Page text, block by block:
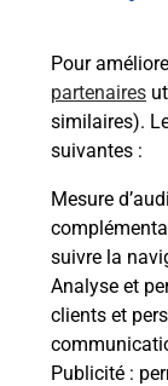
Pour
partenaires
similaires).
suivantes :
Mesure
suivre la
Analyse et
clients et
Publicité :
Malin !
La
en
En